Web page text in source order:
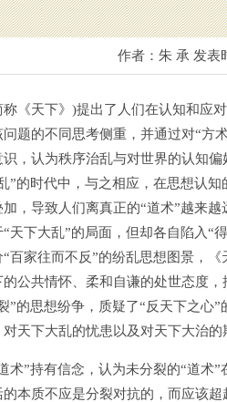
作者：朱 承 发表
《天下》)提出了人们在认知和应
题的不同思考侧重，并通过对“方
，认为秩序治乱与对世界的认知
”的时代中，与之相应，在思想认
，导致人们离真正的“道术”越来
天下大乱”的局面，但却各自陷入“
百家往而不反”的纷乱思想图景，
公共情怀、柔和自谦的处世态度
”的思想纷争，质疑了“反天下之心
天下大乱的忧患以及对天下大治的
”持有信念，认为未分裂的“道术”
的本质不应是分裂对抗的，而应该